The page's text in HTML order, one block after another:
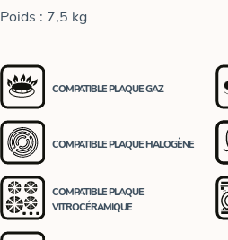
Poids : 7,5 kg
COMPATIBLE PLAQUE GAZ
COMPATIBLE PLAQUE HALOGÈNE
COMPATIBLE PLAQUE
VITROCÉRAMIQUE